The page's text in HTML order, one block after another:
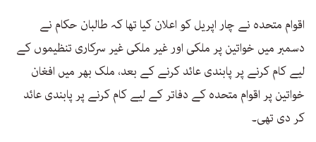
اقوام متحدہ نے چار اپریل کو اعلان کیا تھا کہ طالبان حکام نے
دسمبر میں خواتین پر ملکی اور غیر ملکی غیر سرکاری تنظیموں کے
لیے کام کرنے پر پابندی عائد کرنے کے بعد، ملک بھر میں افغان
خواتین پر اقوام متحدہ کے دفاتر کے لیے کام کرنے پر پابندی عائد
کر دی تھی۔